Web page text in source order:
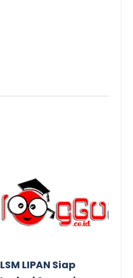
LSM LIPAN Siap